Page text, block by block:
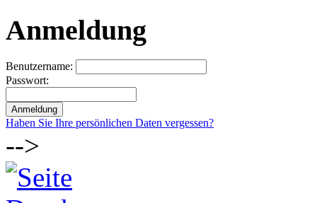
Anmeldung
Benutzername:
Passwort:
Haben Sie Ihre persönlichen Daten vergessen?
-->